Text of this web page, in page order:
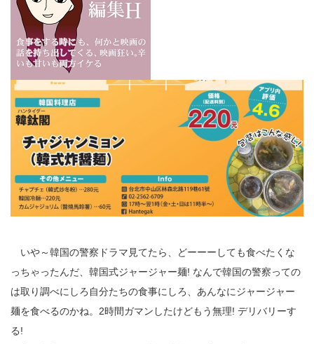
いや～韓国の警察ドラマ見てたら、どーーーしても食べたくな
っちゃったんだ、韓国式ジャージャー麺! なんで韓国の警察っての
は取り調べにしろ自分たちの食事にしろ、あんなにジャージャー
麺を食べるのかね。2時間ガマンしたけどもう無理! デリバリーす
る!